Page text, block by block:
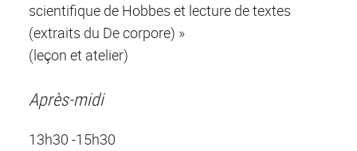
scientifique de Hobbes et lecture de textes
(extraits du De corpore) »
(leçon et atelier)
Après-midi
13h30 -15h30